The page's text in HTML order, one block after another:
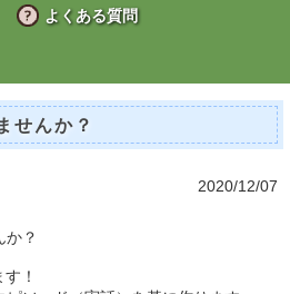
よくある質問
せんか？
2020/12/07
？
！